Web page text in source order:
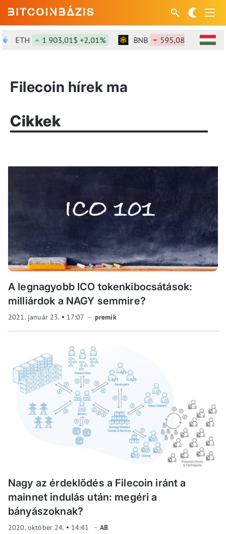
ETH 1 903,01$ +2,01% BNB 595,08$ -0,49%
Filecoin hírek ma
Cikkek
A legnagyobb ICO tokenkibocsátások:
milliárdok a NAGY semmire?
2021. január 23. 17:07 premik
Nagy az érdeklődés a Filecoin iránt a
mainnet indulás után: megéri a
bányászoknak?
2020. október 24. 14:41 AB